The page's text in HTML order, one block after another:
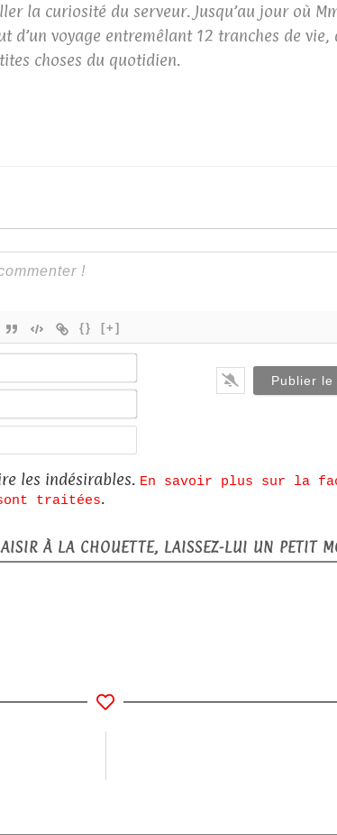
la curiosité du serveur. Jusqu’au jour où
d’un voyage entremêlant 12 tranches de
choses du quotidien.
{} [+]
mail*
web
les indésirables. En savoir plus sur la
sont traitées.
À LA CHOUETTE, LAISSEZ-LUI UN PETIT